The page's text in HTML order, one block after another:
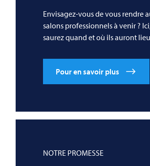
Envisagez-vous de vous rendre
salons professionnels à venir ?
saurez quand et où ils auront
Pour en savoir plus
NOTRE PROMESSE